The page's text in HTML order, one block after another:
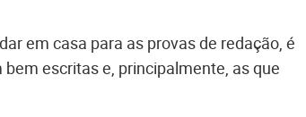
em casa para as provas de redação, é
escritas e, principalmente, as que